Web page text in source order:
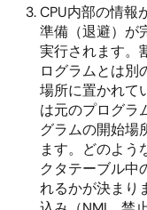
CPU内部の情報
準備（退避）が
実行されます。
ログラムとは別
場所に置かれて
は元のプログラ
グラムの開始場
ます。どのよう
クタテーブル中
れるかが決まり